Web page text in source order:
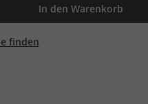
In den Warenkorb
finden